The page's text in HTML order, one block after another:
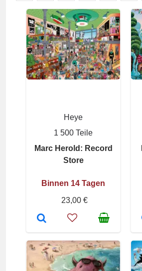
Heye
1 500 Teile
Marc Herold: Record
Store
Binnen 14 Tagen
23,00 €